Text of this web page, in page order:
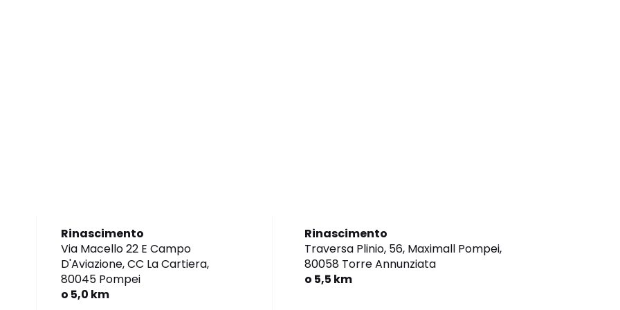
Rinascimento
Via Macello 22 E Campo
D'Aviazione, CC La Cartiera,
80045 Pompei
o 5,0 km
Rinascimento
Traversa Plinio, 56, Maximall Pompei,
80058 Torre Annunziata
o 5,5 km